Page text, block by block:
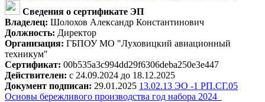
Сведения о сертификате ЭП
Владелец: Шолохов Александр Константинович
Должность: Директор
Организация: ГБПОУ МО "Луховицкий авиационный
техникум"
Сертификат: 00b535a3c994dd29f6306deba250e3e447
Действителен: с 24.09.2024 до 18.12.2025
Документ подписан: 29.01.2025 13.02.13 ЭО -1 РП.СГ.05
Основы бережливого производства год набора 2024_